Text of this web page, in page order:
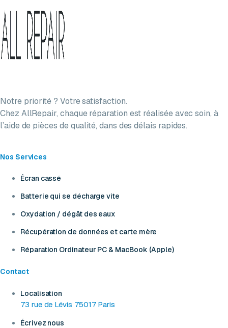
Notre priorité ? Votre satisfaction.
Chez AllRepair, chaque réparation est réalisée avec soin, à
l’aide de pièces de qualité, dans des délais rapides.
Nos Services
Écran cassé
Batterie qui se décharge vite
Oxydation / dégât des eaux
Récupération de données et carte mère
Réparation Ordinateur PC & MacBook (Apple)
Contact
Localisation
73 rue de Lévis 75017 Paris
Écrivez nous